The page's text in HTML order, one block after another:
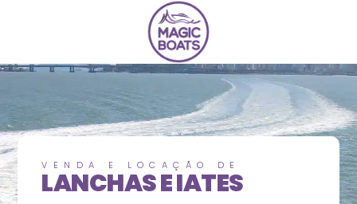
VENDA E LOCAÇÃO DE
LANCHAS E IATES